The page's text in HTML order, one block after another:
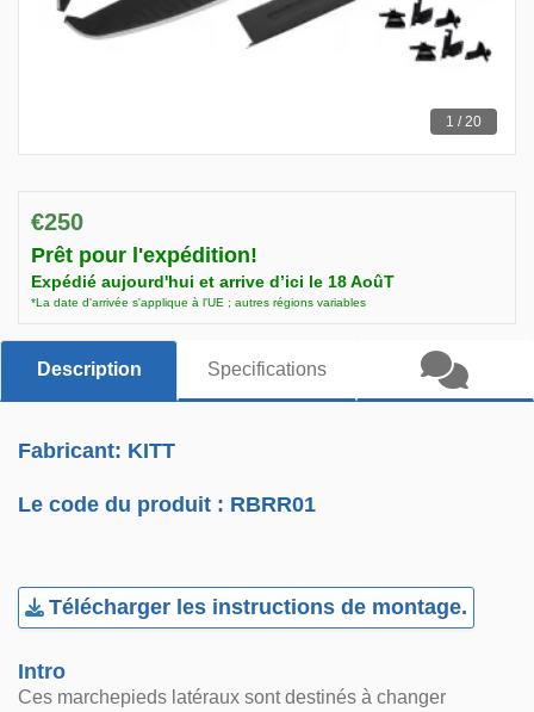
1 / 20
€250
Prêt pour l'expédition!
Expédié aujourd'hui et arrive d’ici le 18 AoûT
*La date d'arrivée s'applique à l'UE ; autres régions variables
Description Specifications
Fabricant: KITT
Le code du produit : RBRR01
Télécharger les instructions de montage.
Intro
Ces marchepieds latéraux sont destinés à changer